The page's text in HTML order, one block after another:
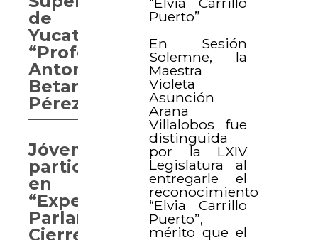
Puerto”
En Sesión
Solemne, la
Maestra
Violeta
Asunción
Arana
Villalobos fue
distinguida
por la LXIV
Legislatura al
entregarle el
reconocimiento
“Elvia Carrillo
Puerto”,
mérito que el
de
Yucatán
“Profesor
Antonio
Betancourt
Pérez”
Jóvenes
participan
en
“Experiencia
Parlamentaria.
Cierre